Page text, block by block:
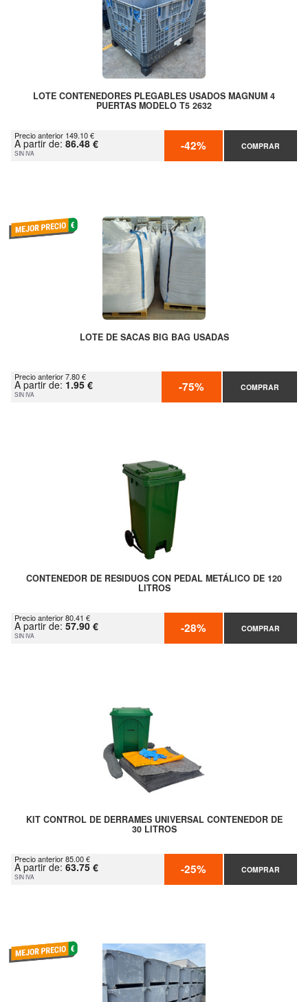
LOTE CONTENEDORES PLEGABLES USADOS MAGNUM 4
PUERTAS MODELO T5 2632
Precio anterior 149.10 €
A partir de: 86.48 €
SIN IVA -42% COMPRAR
LOTE DE SACAS BIG BAG USADAS
Precio anterior 7.80 €
A partir de: 1.95 €
SIN IVA -75% COMPRAR
CONTENEDOR DE RESIDUOS CON PEDAL METÁLICO DE 120
LITROS
Precio anterior 80.41 €
A partir de: 57.90 €
SIN IVA -28% COMPRAR
KIT CONTROL DE DERRAMES UNIVERSAL CONTENEDOR DE
30 LITROS
Precio anterior 85.00 €
A partir de: 63.75 €
SIN IVA -25% COMPRAR